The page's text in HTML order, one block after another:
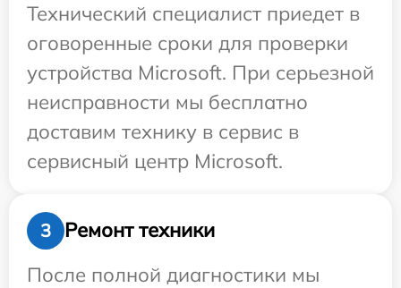
Технический специалист приедет в
оговоренные сроки для проверки
устройства Microsoft. При серьезной
неисправности мы бесплатно
доставим технику в сервис в
сервисный центр Microsoft.
3
Ремонт техники
После полной диагностики мы